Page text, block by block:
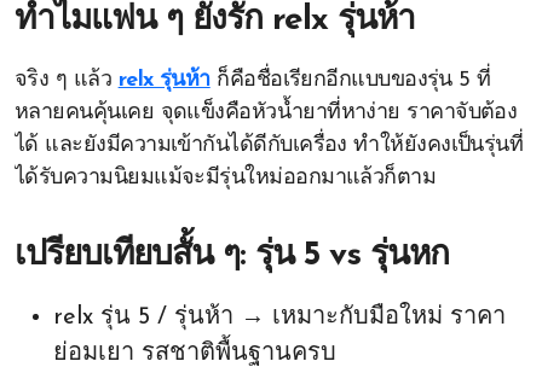
ทำไมแฟน ๆ ยังรัก relx รุ่นห้า
จริง ๆ แล้ว relx รุ่นห้าก็คือชื่อเรียกอีกแบบของรุ่น 5 ที่
หลายคนคุ้นเคย จุดแข็งคือหัวน้ำยาที่หาง่าย ราคาจับต้อง
ได้ และยังมีความเข้ากันได้ดีกับเครื่อง ทำให้ยังคงเป็นรุ่นที่
ได้รับความนิยมแม้จะมีรุ่นใหม่ออกมาแล้วก็ตาม
เปรียบเทียบสั้น ๆ: รุ่น 5 vs รุ่นหก
relx รุ่น 5 / รุ่นห้า → เหมาะกับมือใหม่ ราคา
ย่อมเยา รสชาติพื้นฐานครบ